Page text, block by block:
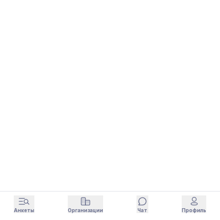
Анкеты Организации Чат Профиль